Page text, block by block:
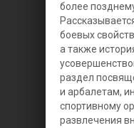
более
боевых
а также
раздел
и арбалетам,
спортивному
развлечения